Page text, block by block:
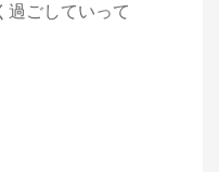
過ごしていって